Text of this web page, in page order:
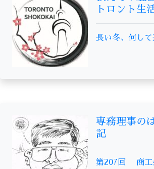
トロント生
長い冬、何して
専務理事の
記
第207回 商工